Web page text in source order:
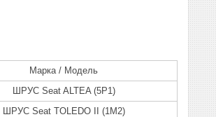
Марка / Модель
ШРУС Seat ALTEA (5P1)
ШРУС Seat TOLEDO II (1M2)